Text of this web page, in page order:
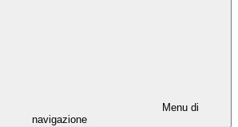
Menu di
navigazione